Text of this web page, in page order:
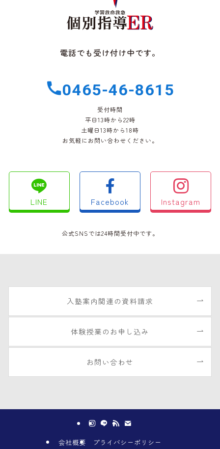
電話でも受け付け中です。
0465-46-8615
受付時間
平日13時から22時
土曜日13時から18時
お気軽にお問い合わせください。
LINE Facebook Instagram
公式SNSでは24時間受付中です。
入塾案内関連の資料請求
体験授業のお申し込み
お問い合わせ
会社概要 プライバシーポリシー